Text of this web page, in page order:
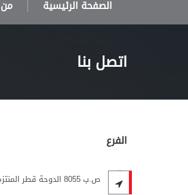
الصفحة الرئيسية
اتصل بنا
الفرع
ص.ب 8055 الدوحة قطر المنتزه